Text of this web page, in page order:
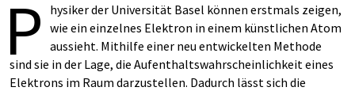
P
hysiker der Universität Basel können erstmals zeigen,
wie ein einzelnes Elektron in einem künstlichen Atom
aussieht. Mithilfe einer neu entwickelten Methode
sind sie in der Lage, die Aufenthaltswahrscheinlichkeit eines
Elektrons im Raum darzustellen. Dadurch lässt sich die